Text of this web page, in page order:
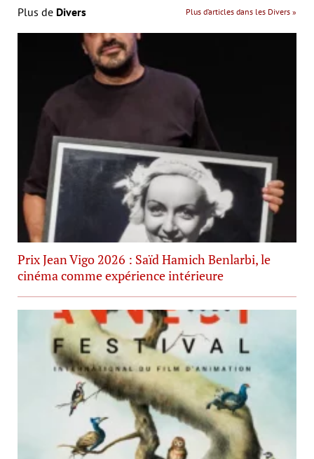
Plus de Divers Plus d’articles dans les Divers »
Prix Jean Vigo 2026 : Saïd Hamich Benlarbi, le
cinéma comme expérience intérieure